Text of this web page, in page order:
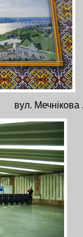
вул. Мечнікова